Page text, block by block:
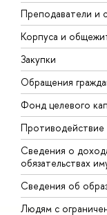
Преподаватели и
Корпуса и
Закупки
Обращения
Фонд целевого
Противодействие
Сведения о
обязательствах
Сведения об
Людям с